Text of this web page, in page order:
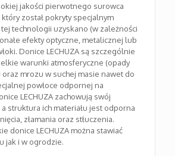
jakości pierwotnego surowca
został pokryty specjalnym
technologii uzyskano (w zależności
efekty optyczne, metalicznej lub
Donice LECHUZA są szczególnie
warunki atmosferyczne (opady
mrozu w suchej masie nawet do
powłoce odpornej na
LECHUZA zachowują swój
struktura ich materiału jest odporna
złamania oraz stłuczenia.
donice LECHUZA można stawiać
jak i w ogrodzie.